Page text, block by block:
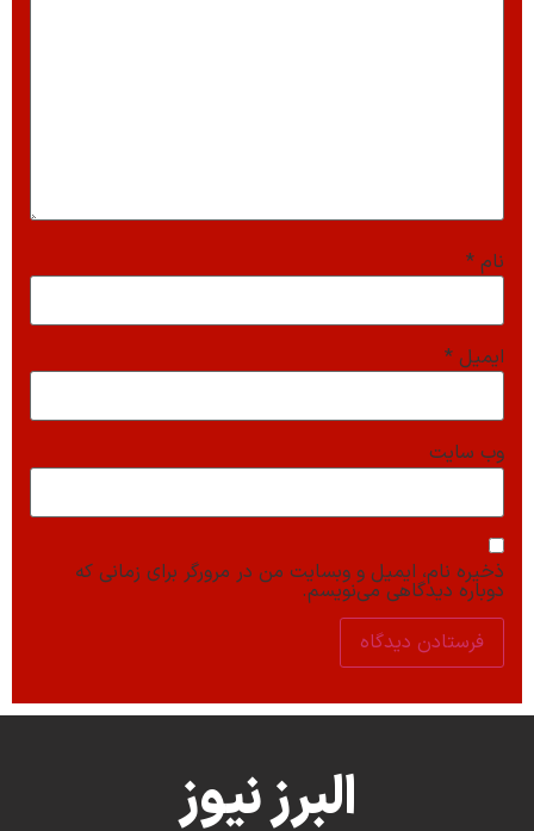
نام *
ایمیل *
وب‌ سایت
ذخیره نام، ایمیل و وبسایت من در مرورگر برای زمانی که
دوباره دیدگاهی می‌نویسم.
البرز نیوز